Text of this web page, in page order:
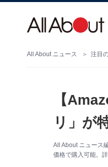
All About ニュース 注目
【
リ」が
All About ニュース
価格で購入可能。